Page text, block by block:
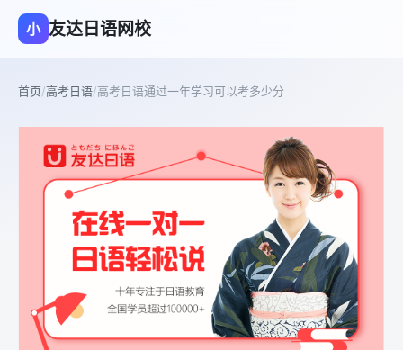
小 友达日语网校
首页/高考日语/高考日语通过一年学习可以考多少分